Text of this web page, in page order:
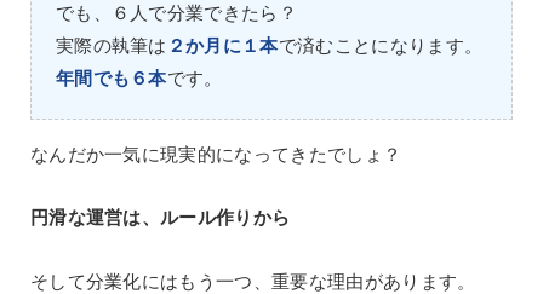
でも、６人で分業できたら？
実際の執筆は ２か月に１本で済むことになります。
年間でも６本です。
なんだか一気に現実的になってきたでしょ？
円滑な運営は、ルール作りから
そして分業化にはもう一つ、重要な理由があります。